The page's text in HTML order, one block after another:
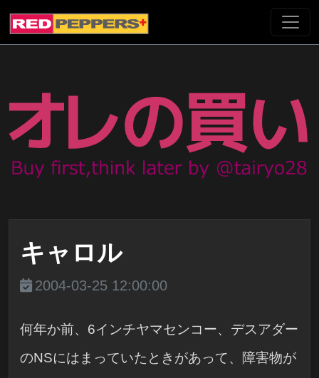
キャロル
2004-03-25 12:00:00
何年か前、6インチヤマセンコー、デスアダー
のNSにはまっていたときがあって、障害物が